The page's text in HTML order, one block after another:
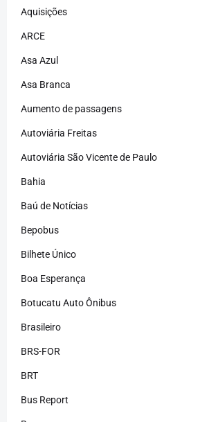
Aquisições
ARCE
Asa Azul
Asa Branca
Aumento de passagens
Autoviária Freitas
Autoviária São Vicente de Paulo
Bahia
Baú de Notícias
Bepobus
Bilhete Único
Boa Esperança
Botucatu Auto Ônibus
Brasileiro
BRS-FOR
BRT
Bus Report